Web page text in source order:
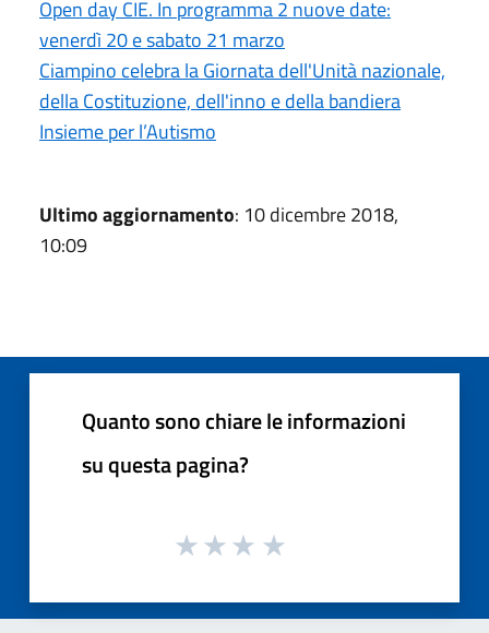
Open day CIE. In programma 2 nuove date:
venerdì 20 e sabato 21 marzo
Ciampino celebra la Giornata dell'Unità nazionale,
della Costituzione, dell'inno e della bandiera
Insieme per l’Autismo
Ultimo aggiornamento: 10 dicembre 2018,
10:09
Quanto sono chiare le informazioni
su questa pagina?